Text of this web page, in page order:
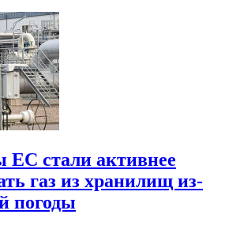
ЕС стали активнее
газ из хранилищ из-
погоды